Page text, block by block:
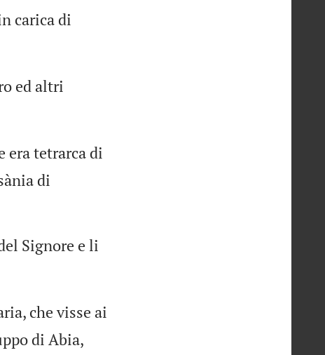
carica di
ed altri
era tetrarca di
di
Signore e li
che visse ai
di Abia,